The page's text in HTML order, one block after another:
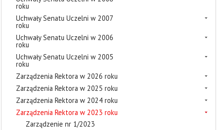
roku
Uchwały Senatu Uczelni w 2007
roku
Uchwały Senatu Uczelni w 2006
roku
Uchwały Senatu Uczelni w 2005
roku
Zarządzenia Rektora w 2026 roku
Zarządzenia Rektora w 2025 roku
Zarządzenia Rektora w 2024 roku
Zarządzenia Rektora w 2023 roku
Zarządzenie nr 1/2023